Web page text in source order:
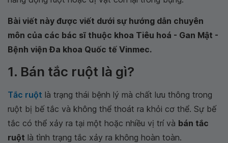
Bài viết này được viết dưới sự hướng dẫn chuyên
môn của các bác sĩ thuộc khoa Tiêu hoá - Gan Mật -
Bệnh viện Đa khoa Quốc tế Vinmec.
1. Bán tắc ruột là gì?
Tắc ruột là trạng thái bệnh lý mà chất lưu thông trong
ruột bị bế tắc và không thể thoát ra khỏi cơ thể. Sự bế
tắc có thể xảy ra tại một hoặc nhiều vị trí và bán tắc
ruột là tình trạng tắc xảy ra không hoàn toàn.